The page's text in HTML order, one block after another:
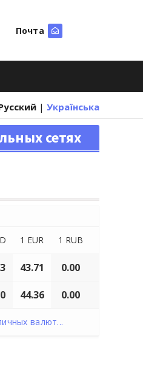
Почта
| Українська
сетях
1 EUR 1 RUB
43.71 0.00
44.36 0.00
валют...